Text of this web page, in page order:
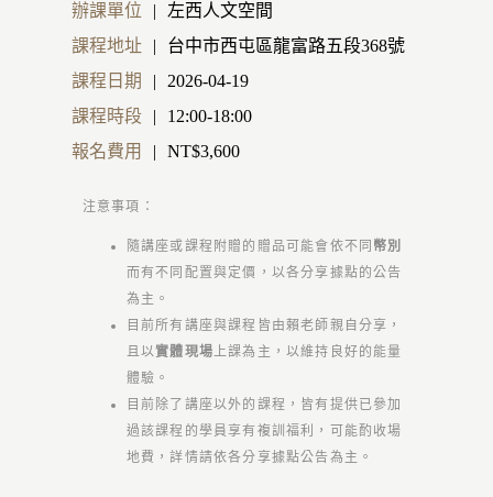
辦課單位
左西人文空間
課程地址
台中市西屯區龍富路五段368號
課程日期
2026-04-19
課程時段
12:00-18:00
報名費用
NT$3,600
注意事項：
隨講座或課程附贈的贈品可能會依不同 幣別
而有不同配置與定價，以各分享據點的公告
為主。
目前所有講座與課程皆由賴老師親自分享，
且以實體現場上課為主，以維持良好的能量
體驗。
目前除了講座以外的課程，皆有提供已參加
過該課程的學員享有複訓福利，可能酌收場
地費，詳情請依各分享據點公告為主。